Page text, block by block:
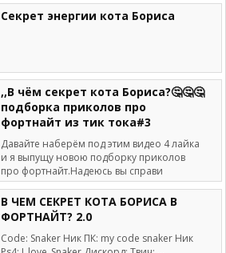
Секрет энергии кота Бориса
,,В чём секрет кота Бориса?🤔🤔🤔
подборка приколов про
фортнайт из тик тока#3
Давайте наберём под этим видео 4 лайка
и я выпущу новою подборку приколов
про фортнайт.Надеюсь вы справи
В ЧЕМ СЕКРЕТ КОТА БОРИСА В
ФОРТНАЙТ? 2.0
Code: Snaker Ник ПК: my code snaker Ник